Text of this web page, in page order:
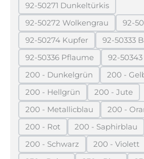
92-50271 Dunkeltürkis
(Diese Option ist
92-50272 Wolkengrau
(Diese Option ist
92-
92-50274 Kupfer
(Diese Option ist zurzeit
92-50333
92-50336 Pflaume
(Diese Option ist zurzeit
92-
200 - Dunkelgrün
(Diese Option ist zurzeit
200 -
200 - Hellgrün
(Diese Option ist zurzeit
200 - Jute
(Diese
200 - Metallicblau
(Diese Option ist zurzeit
200 -
200 - Rot
(Diese Option ist zurzeit nicht
200 - Saphirblau
(Diese
200 - Schwarz
(Diese Option ist zurzeit
200 - Violett
(Diese